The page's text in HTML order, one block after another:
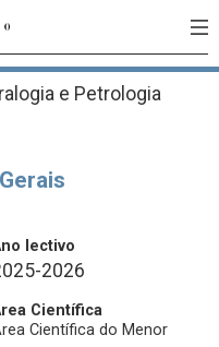
e Petrologia
lectivo
2026
Científica
Científica do Menor